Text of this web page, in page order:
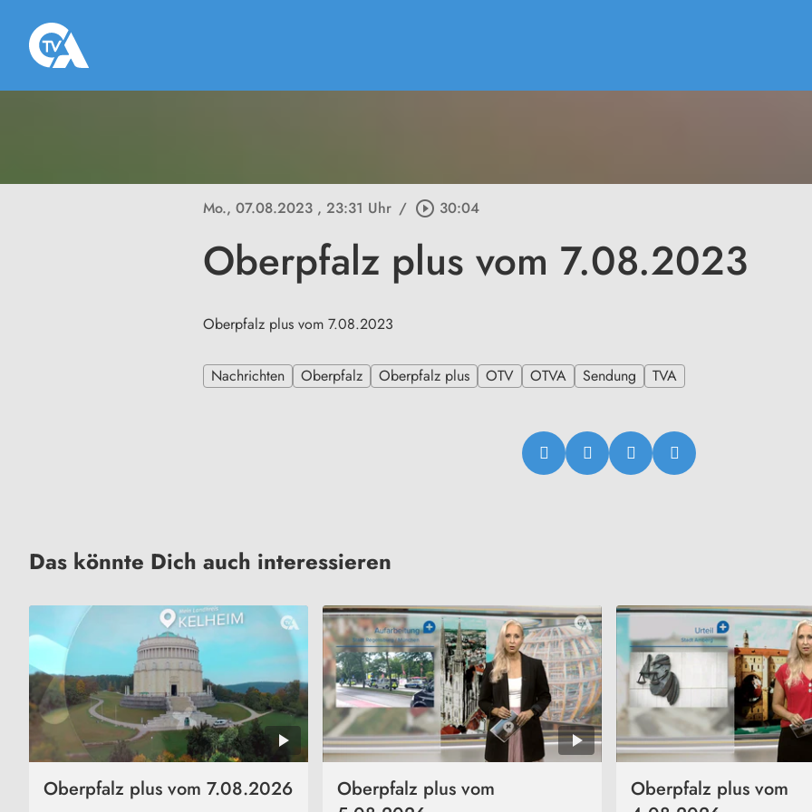
Mo., 07.08.2023 , 23:31 Uhr / play_circle_outline 30:04
Oberpfalz plus vom 7.08.2023
Oberpfalz plus vom 7.08.2023
Nachrichten Oberpfalz Oberpfalz plus OTV OTVA Sendung TVA
Das könnte Dich auch interessieren
Oberpfalz plus vom 7.08.2026
Oberpfalz plus vom
Oberpfalz plus vom